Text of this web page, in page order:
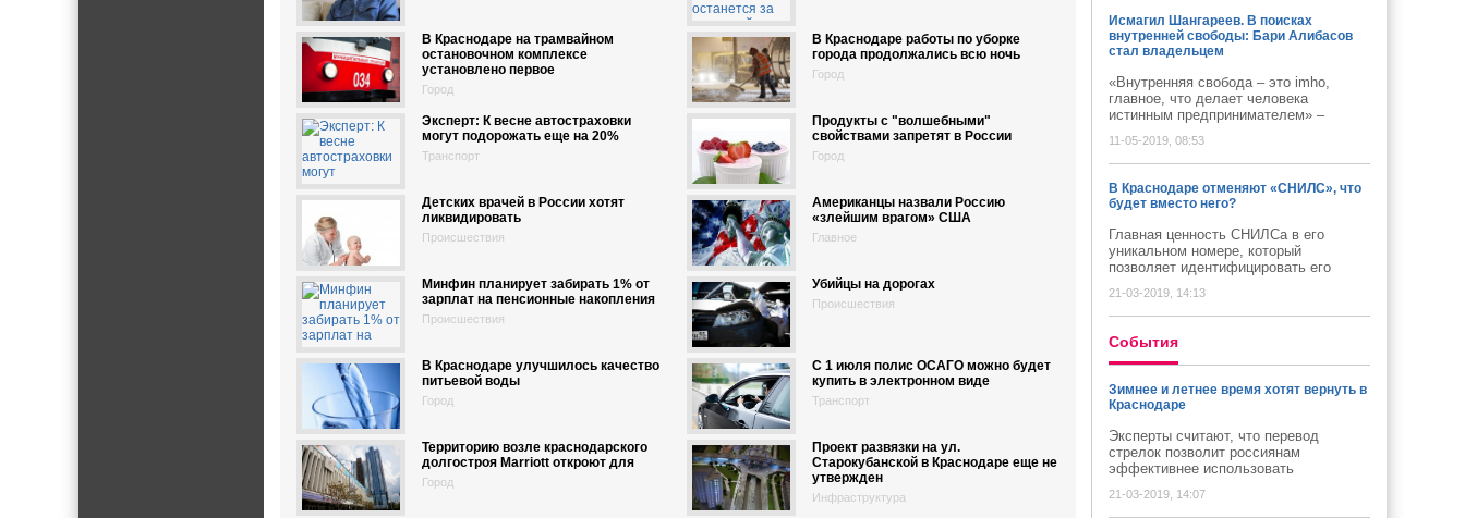
В Краснодаре на трамвайном
остановочном комплексе
установлено первое
Город
В Краснодаре работы по уборке
города продолжались всю ночь
Город
Эксперт: К весне автостраховки
могут подорожать еще на 20%
Транспорт
Продукты с "волшебными"
свойствами запретят в России
Город
Детских врачей в России хотят
ликвидировать
Происшествия
Американцы назвали Россию
«злейшим врагом» США
Главное
Минфин планирует забирать 1% от
зарплат на пенсионные накопления
Происшествия
Убийцы на дорогах
Происшествия
В Краснодаре улучшилось качество
питьевой воды
Город
С 1 июля полис ОСАГО можно будет
купить в электронном виде
Транспорт
Территорию возле краснодарского
долгостроя Marriott откроют для
Город
Проект развязки на ул.
Старокубанской в Краснодаре еще не
утвержден
Инфраструктура
Исмагил Шангареев. В поисках
внутренней свободы: Бари Алибасов
стал владельцем
«Внутренняя свобода – это imho,
главное, что делает человека
истинным предпринимателем» –
11-05-2019, 08:53
В Краснодаре отменяют «СНИЛС», что
будет вместо него?
Главная ценность СНИЛСа в его
уникальном номере, который
позволяет идентифицировать его
21-03-2019, 14:13
Cобытия
Зимнее и летнее время хотят вернуть в
Краснодаре
Эксперты считают, что перевод
стрелок позволит россиянам
эффективнее использовать
21-03-2019, 14:07